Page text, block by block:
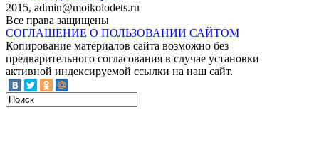
2015, admin@moikolodets.ru
Все права защищены
СОГЛАШЕНИЕ О ПОЛЬЗОВАНИИ САЙТОМ
Копирование материалов сайта возможно без
предварительного согласования в случае установки
активной индексируемой ссылки на наш сайт.